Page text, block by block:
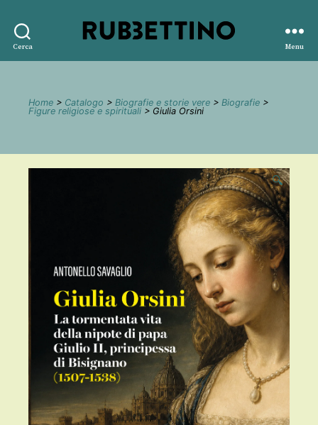
Cerca
editore
Menu
Home > Catalogo > Biografie e storie vere > Biografie >
Figure religiose e spirituali > Giulia Orsini
🔍